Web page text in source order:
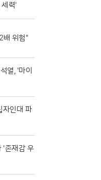
성이 떨
깨진 잔
는 선순환
금반지를
워진 풀
제만의 독
어, 지역
도 톡톡
나눔의
에서는 대
함께 나누
세력'
배 위험"
열, '마이
자인대 파
'존재감 우